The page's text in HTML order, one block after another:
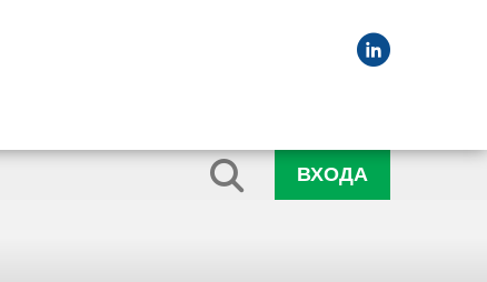
ВХОДА